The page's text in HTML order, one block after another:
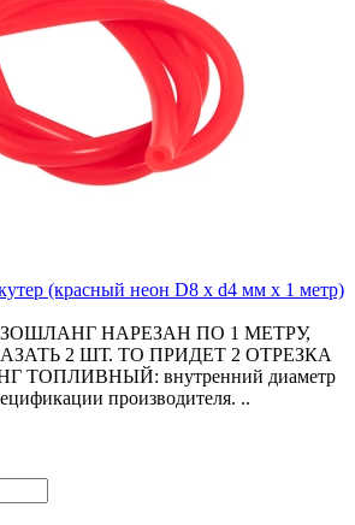
(красный неон D8 x d4 мм x 1 метр)
НАРЕЗАН ПО 1 МЕТРУ,
2 ШТ. ТО ПРИДЕТ 2 ОТРЕЗКА
ТОПЛИВНЫЙ: внутренний диаметр
производителя. ..